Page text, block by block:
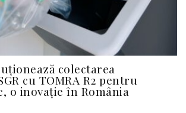
colectarea
cu TOMRA R2 pentru
o inovație în România